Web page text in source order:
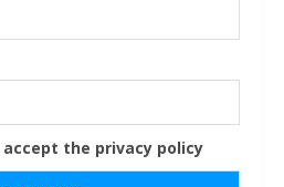
the privacy policy